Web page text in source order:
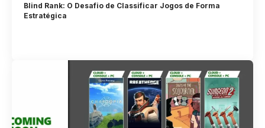
Blind Rank: O Desafio de Classificar Jogos de Forma
Estratégica